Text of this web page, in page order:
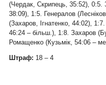
(Чердак, Скрипець, 35:52), 0:5.
38:09), 1:5. Генералов
(Захаров, Ігнатенко, 44:02),
46:24 – більш.), 1:8. Захаров
Ромащенко (Кузьмік, 54:06 –
Штраф: 18 – 4